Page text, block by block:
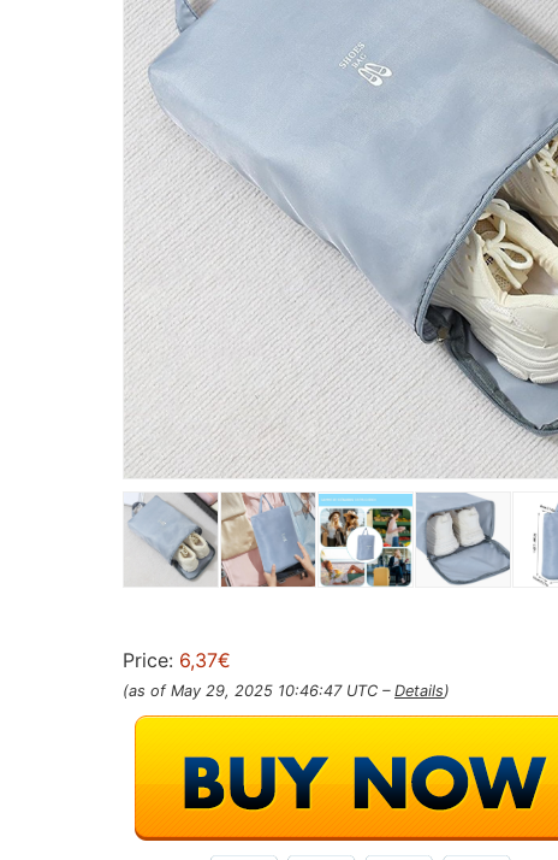
Price: 6,37€
(as of May 29, 2025 10:46:47 UTC – Details)